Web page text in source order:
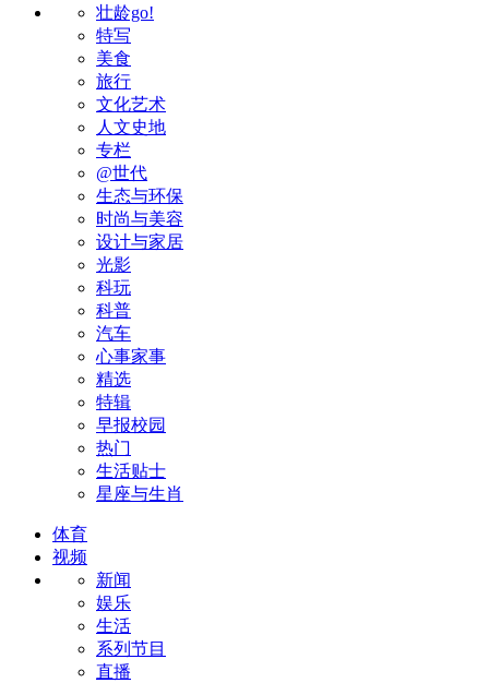
壮龄go!
特写
美食
旅行
文化艺术
人文史地
专栏
@世代
生态与环保
时尚与美容
设计与家居
光影
科玩
科普
汽车
心事家事
精选
特辑
早报校园
热门
生活贴士
星座与生肖
体育
视频
新闻
娱乐
生活
系列节目
直播